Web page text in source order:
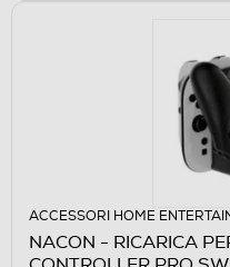
ACCESSORI HOME
NACON - RICARICA